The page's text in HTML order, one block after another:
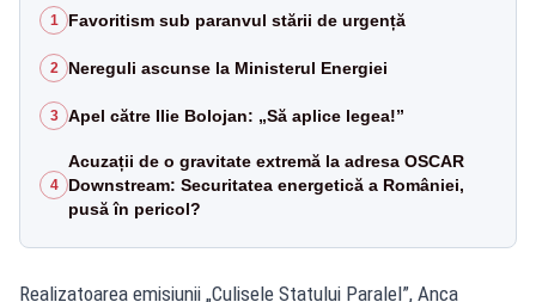
1 Favoritism sub paranvul stării de urgență
2 Nereguli ascunse la Ministerul Energiei
3 Apel către Ilie Bolojan: „Să aplice legea!”
4
Acuzații de o gravitate extremă la adresa OSCAR
Downstream: Securitatea energetică a României,
pusă în pericol?
Realizatoarea emisiunii „Culisele Statului Paralel”, Anca